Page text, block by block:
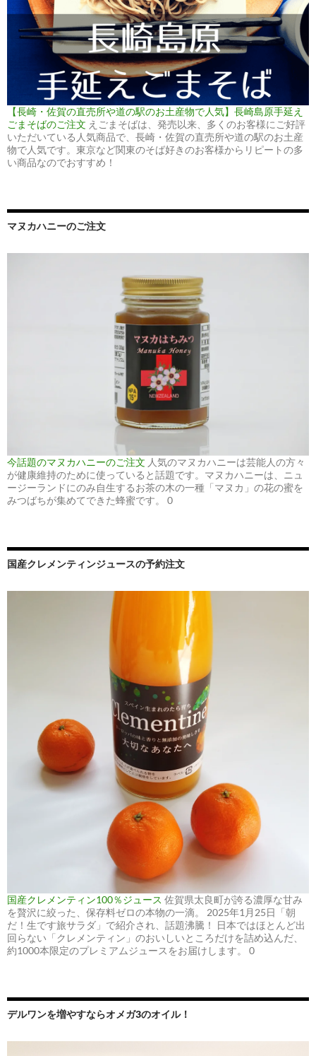
【長崎・佐賀の直売所や道の駅のお土産物で人気】長崎島原手延え
ごまそばのご注文 えごまそばは、発売以来、多くのお客様にご好評
いただいている人気商品で、長崎・佐賀の直売所や道の駅のお土産
物で人気です。東京など関東のそば好きのお客様からリピートの多
い商品なのでおすすめ！
マヌカハニーのご注文
今話題のマヌカハニーのご注文 人気のマヌカハニーは芸能人の方々
が健康維持のために使っていると話題です。マヌカハニーは、ニュ
ージーランドにのみ自生するお茶の木の一種「マヌカ」の花の蜜を
みつばちが集めてできた蜂蜜です。 0
国産クレメンティンジュースの予約注文
国産クレメンティン100％ジュース 佐賀県太良町が誇る濃厚な甘み
を贅沢に絞った、保存料ゼロの本物の一滴。 2025年1月25日「朝
だ！生です旅サラダ」で紹介され、話題沸騰！ 日本ではほとんど出
回らない「クレメンティン」のおいしいところだけを詰め込んだ、
約1000本限定のプレミアムジュースをお届けします。 0
デルワンを増やすならオメガ3のオイル！